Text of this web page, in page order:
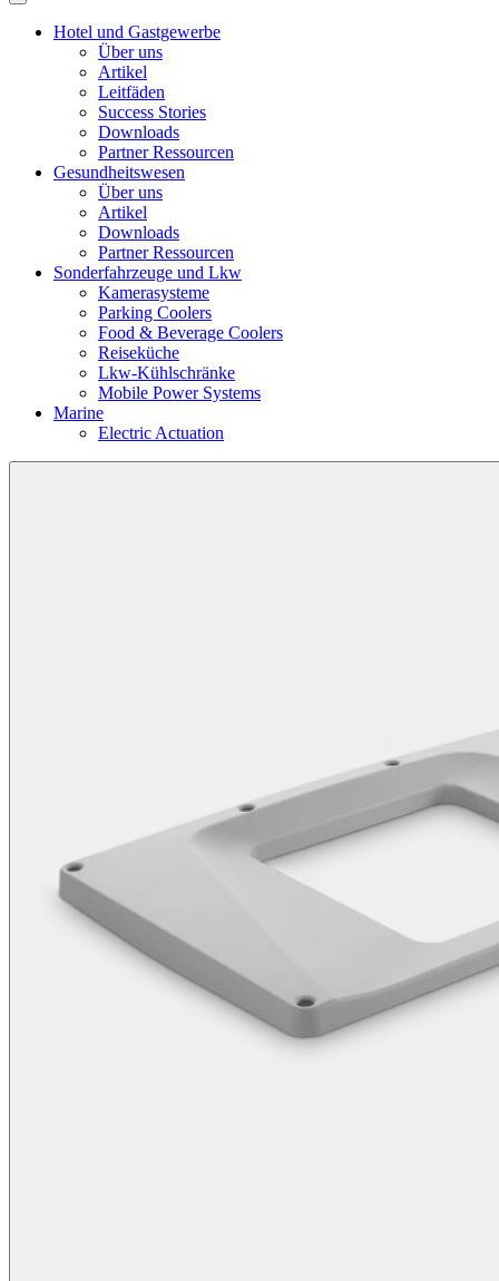
Hotel und Gastgewerbe
Über uns
Artikel
Leitfäden
Success Stories
Downloads
Partner Ressourcen
Gesundheitswesen
Über uns
Artikel
Downloads
Partner Ressourcen
Sonderfahrzeuge und Lkw
Kamerasysteme
Parking Coolers
Food & Beverage Coolers
Reiseküche
Lkw-Kühlschränke
Mobile Power Systems
Marine
Electric Actuation